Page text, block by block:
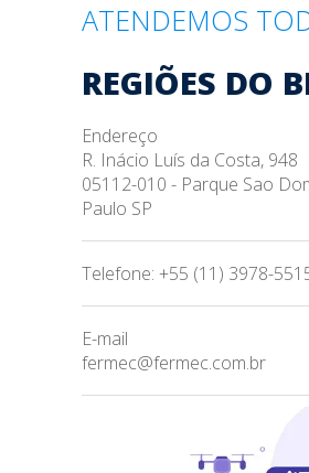
ATENDEMOS
REGIÕES DO
Endereço
R. Inácio Luís da Costa, 948
05112-010 - Parque Sao
Paulo SP
Telefone: +55 (11) 3978-
E-mail
fermec@fermec.com.br